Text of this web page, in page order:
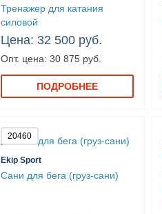
Тренажер для катания
силовой
Цена: 32 500 руб.
Опт. цена: 30 875 руб.
ПОДРОБНЕЕ
20460
Ekip Sport
Сани для бега (груз-сани)